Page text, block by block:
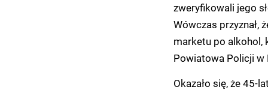
zweryfikowali jego
Wówczas przyznał,
marketu po alkohol,
Powiatowa Policji w
Okazało się, że 45-